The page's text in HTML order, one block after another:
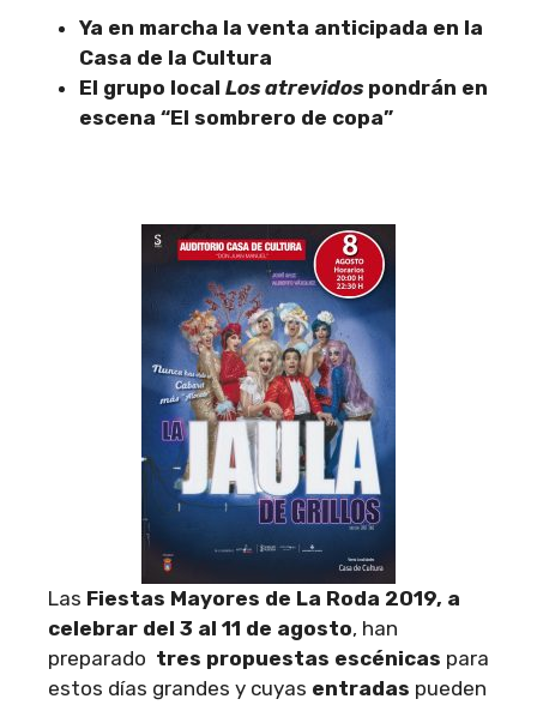
Ya en marcha la venta anticipada en la
Casa de la Cultura
El grupo local Los atrevidospondrán en
escena “El sombrero de copa”
Las Fiestas Mayores de La Roda 2019, a
celebrar del 3 al 11 de agosto, han
preparado tres propuestas escénicas para
estos días grandes y cuyas entradas pueden